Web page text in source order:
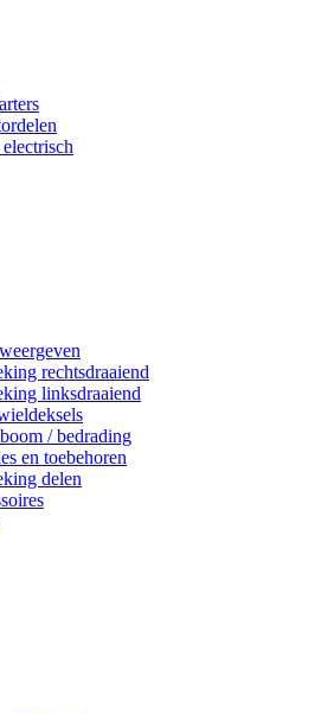
rechtsdraaiend
linksdraaiend
/ bedrading
en toebehoren
delen